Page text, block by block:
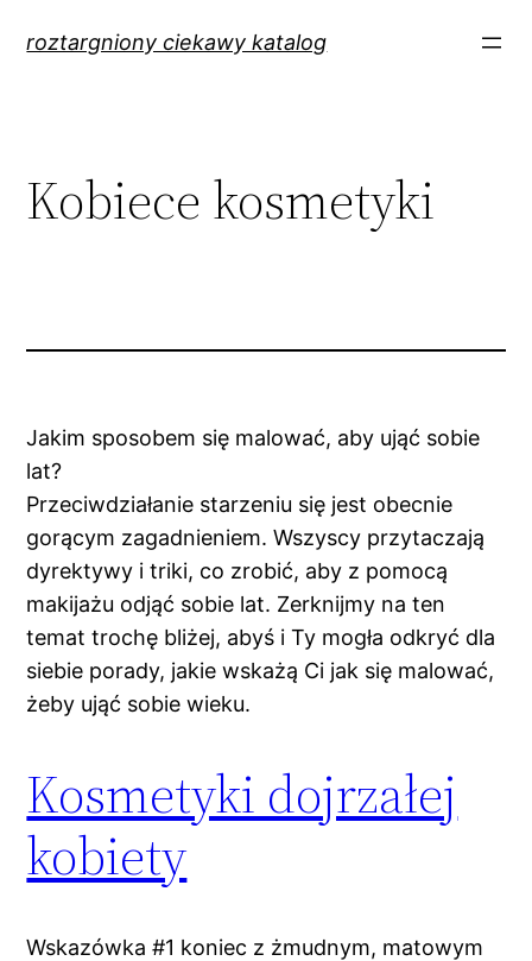
roztargniony ciekawy katalog
Kobiece kosmetyki
Jakim sposobem się malować, aby ująć sobie
lat?
Przeciwdziałanie starzeniu się jest obecnie
gorącym zagadnieniem. Wszyscy przytaczają
dyrektywy i triki, co zrobić, aby z pomocą
makijażu odjąć sobie lat. Zerknijmy na ten
temat trochę bliżej, abyś i Ty mogła odkryć dla
siebie porady, jakie wskażą Ci jak się malować,
żeby ująć sobie wieku.
Kosmetyki dojrzałej
kobiety
Wskazówka #1 koniec z żmudnym, matowym